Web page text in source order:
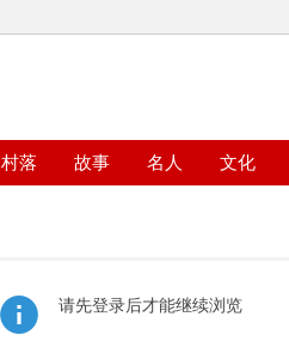
村落 故事 名人 文化
请先登录后才能继续浏览